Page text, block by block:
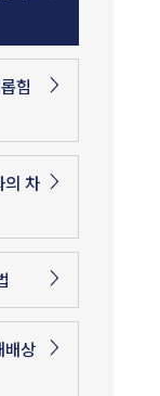
힘
의 차
배상